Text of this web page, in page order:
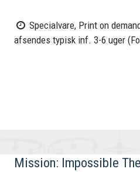
Specialvare, Print on
afsendes typisk inf. 3-6 uger
Mission: Impossible